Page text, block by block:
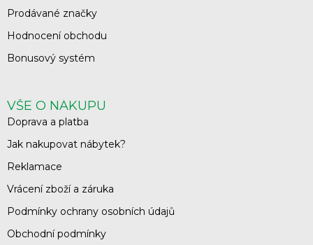
Prodávané značky
Hodnocení obchodu
Bonusový systém
VŠE O NÁKUPU
Doprava a platba
Jak nakupovat nábytek?
Reklamace
Vrácení zboží a záruka
Podmínky ochrany osobních údajů
Obchodní podmínky